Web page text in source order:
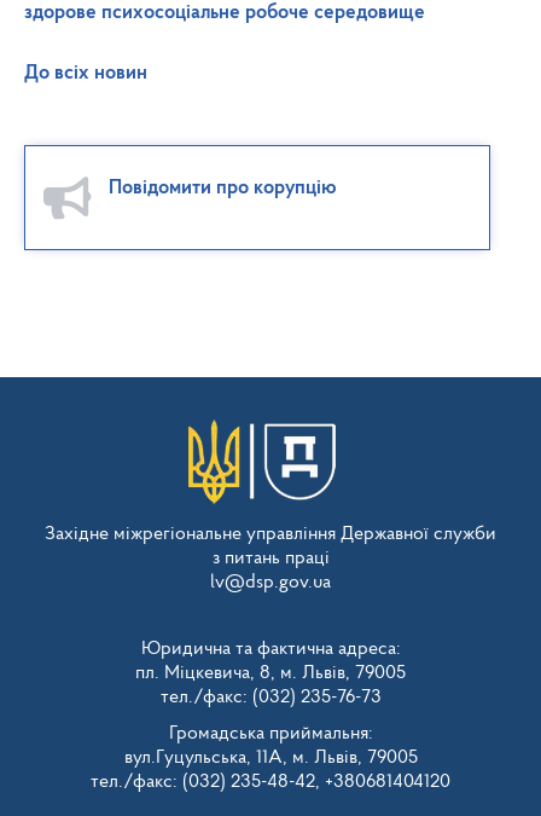
здорове психосоціальне робоче середовище
До всіх новин
Повідомити про корупцію
Західне міжрегіональне управління Державної служби
з питань праці
lv@dsp.gov.ua
Юридична та фактична адреса:
пл. Міцкевича, 8, м. Львів, 79005
тел./факс: (032) 235-76-73
Громадська приймальня:
вул.Гуцульська, 11А, м. Львів, 79005
тел./факс: (032) 235-48-42, +380681404120